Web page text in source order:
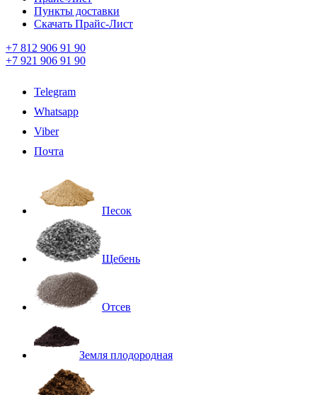
Пункты доставки
Скачать Прайс-Лист
+7 812 906 91 90
+7 921 906 91 90
Telegram
Whatsapp
Viber
Почта
Песок
Щебень
Отсев
Земля плодородная